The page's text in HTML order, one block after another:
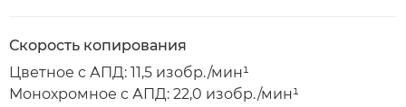
Скорость копирования
Цветное с АПД: 11,5 изобр./мин¹
Монохромное с АПД: 22,0 изобр./мин¹